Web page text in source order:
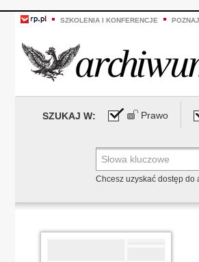
SZKOLENIA I KONFERENCJE
SZUKAJ W: Prawo
Chcesz uzyskać dostęp do